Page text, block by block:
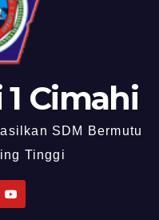
Cimahi
SDM Bermutu
Tinggi